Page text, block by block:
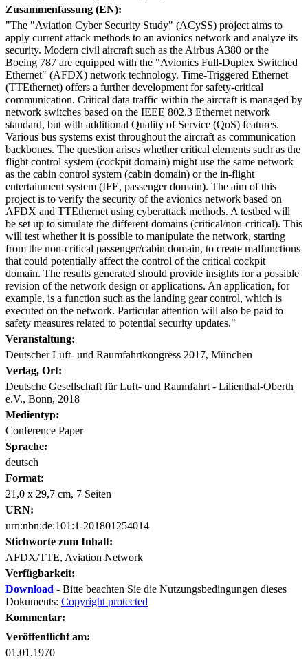
Zusammenfassung (EN):
"The "Aviation Cyber Security Study" (ACySS) project aims to
apply current attack methods to an avionics network and analyze its
security. Modern civil aircraft such as the Airbus A380 or the
Boeing 787 are equipped with the "Avionics Full-Duplex Switched
Ethernet" (AFDX) network technology. Time-Triggered Ethernet
(TTEthernet) offers a further development for safety-critical
communication. Critical data traffic within the aircraft is managed by
network switches based on the IEEE 802.3 Ethernet network
standard, but with additional Quality of Service (QoS) features.
Various bus systems exist throughout the aircraft as communication
backbones. The question arises whether critical elements such as the
flight control system (cockpit domain) might use the same network
as the cabin control system (cabin domain) or the in-flight
entertainment system (IFE, passenger domain). The aim of this
project is to verify the security of the avionics network based on
AFDX and TTEthernet using cyberattack methods. A testbed will
be set up to simulate the different domains (critical/non-critical). This
will test whether it is possible to manipulate the network, starting
from the non-critical passenger/cabin domain, to create malfunctions
that could potentially affect the control of the critical cockpit
domain. The results generated should provide insights for a possible
revision of the network design or applications. An application, for
example, is a function such as the landing gear control, which is
executed on the network. Particular attention will also be paid to
safety measures related to potential security updates."
Veranstaltung:
Deutscher Luft- und Raumfahrtkongress 2017, München
Verlag, Ort:
Deutsche Gesellschaft für Luft- und Raumfahrt - Lilienthal-Oberth
e.V., Bonn, 2018
Medientyp:
Conference Paper
Sprache:
deutsch
Format:
21,0 x 29,7 cm, 7 Seiten
URN:
urn:nbn:de:101:1-201801254014
Stichworte zum Inhalt:
AFDX/TTE, Aviation Network
Verfügbarkeit:
Download - Bitte beachten Sie die Nutzungsbedingungen dieses
Dokuments: Copyright protected
Kommentar:
Veröffentlicht am:
01.01.1970